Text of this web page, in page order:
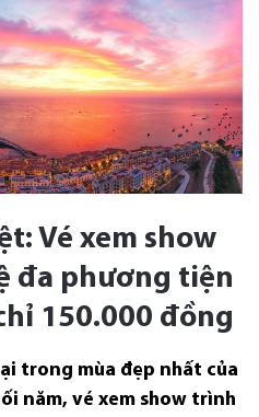
Vé xem show
đa phương tiện
150.000 đồng
trong mùa đẹp nhất của
năm, vé xem show trình